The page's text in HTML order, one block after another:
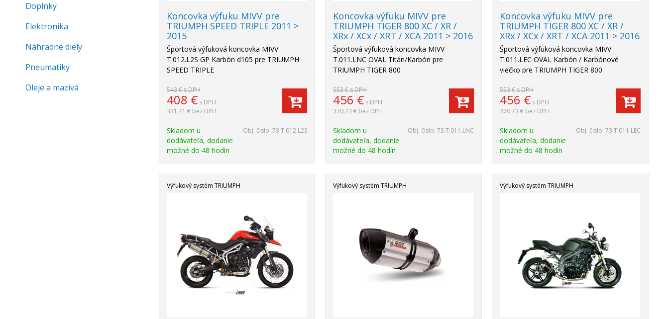
Koncovka výfuku MIVV pre
TRIUMPH SPEED TRIPLE 2011 >
2015
Športová výfuková koncovka MIVV
T.012.L2S GP Karbón d105 pre TRIUMPH
SPEED TRIPLE
543 €s DPH
408 € s DPH
331,71 € bez DPH
Skladom u
dodávateľa, dodanie
možné do 48 hodín
Obj. čislo:73.T.012.L2S
Koncovka výfuku MIVV pre
TRIUMPH TIGER 800 XC / XR /
XRx / XCx / XRT / XCA 2011 > 2016
Športová výfuková koncovka MIVV
T.011.LNC OVAL Titán/Karbón pre
TRIUMPH TIGER 800
553 €s DPH
456 € s DPH
370,73 € bez DPH
Skladom u
dodávateľa, dodanie
možné do 48 hodín
Obj. čislo:73.T.011.LNC
Koncovka výfuku MIVV pre
TRIUMPH TIGER 800 XC / XR /
XRx / XCx / XRT / XCA 2011 > 2016
Športová výfuková koncovka MIVV
T.011.LEC OVAL Karbón / Karbónové
viečko pre TRIUMPH TIGER 800
553 €s DPH
456 € s DPH
370,73 € bez DPH
Skladom u
dodávateľa, dodanie
možné do 48 hodín
Obj. čislo: 73.T.011.LEC
Výfukový systém TRIUMPH Výfukový systém TRIUMPH Výfukový systém TRIUMPH
Doplnky
Elektronika
Náhradné diely
Pneumatiky
Oleje a mazivá